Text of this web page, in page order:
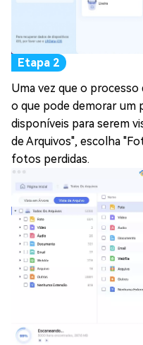
Uma vez que o
o que pode demorar um
disponíveis para serem
de Arquivos", escolha
fotos perdidas.